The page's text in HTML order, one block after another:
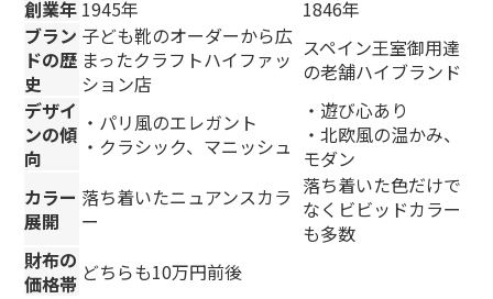
創業年 1945年
1846年
ブラン
ドの歴
史
子ども靴のオーダーから広
まったクラフトハイファッ
ション店
スペイン王室御用達
の老舗ハイブランド
デザイ
ンの傾
向
・パリ風のエレガント
・クラシック、マニッシュ
・遊び心あり
・北欧風の温かみ、
モダン
カラー
展開
落ち着いたニュアンスカラ
ー
落ち着いた色だけで
なくビビッドカラー
も多数
財布の
価格帯 どちらも10万円前後